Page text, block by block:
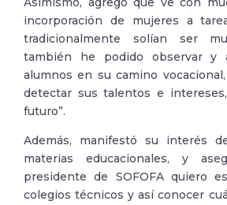
incorporación de mujeres a
tradicionalmente solían ser
también he podido observar y
alumnos en su camino
detectar sus talentos e
futuro”.
Además, manifestó su interés
materias educacionales, y
presidente de SOFOFA quiero
colegios técnicos y así conocer